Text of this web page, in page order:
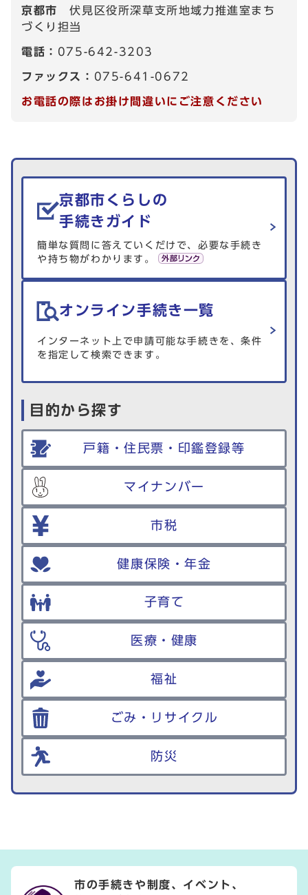
京都市伏見区役所深草支所地域力推進室まち
づくり担当
電話： 075-642-3203
ファックス： 075-641-0672
お電話の際はお掛け間違いにご注意ください
生活情報を探す
京都市くらしの
手続きガイド
簡単な質問に答えていくだけで、必要な手続き
や持ち物がわかります。
オンライン手続き一覧
インターネット上で申請可能な手続きを、条件
を指定して検索できます。
目的から探す
戸籍・住民票・印鑑登録等
マイナンバー
市税
健康保険・年金
子育て
医療・健康
福祉
ごみ・リサイクル
防災
市の手続きや制度、イベント、